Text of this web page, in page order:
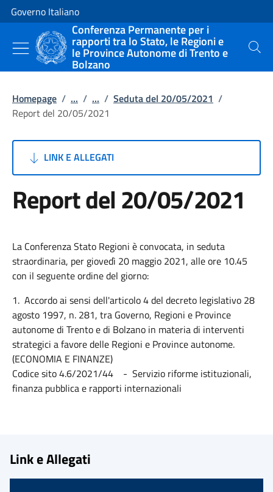
Vai al contenuto
Vai alla navigazione del sito
Governo Italiano
Conferenza Permanente per i
rapporti tra lo Stato, le Regioni e
le Province Autonome di Trento e
Bolzano
Cerca
Homepage / ... / ... / Seduta del 20/05/2021 /
Report del 20/05/2021
LINK E ALLEGATI
Report del 20/05/2021
La Conferenza Stato Regioni è convocata, in seduta
straordinaria, per giovedì 20 maggio 2021, alle ore 10.45
con il seguente ordine del giorno:
1. Accordo ai sensi dell'articolo 4 del decreto legislativo 28
agosto 1997, n. 281, tra Governo, Regioni e Province
autonome di Trento e di Bolzano in materia di interventi
strategici a favore delle Regioni e Province autonome.
(ECONOMIA E FINANZE)
Codice sito 4.6/2021/44 - Servizio riforme istituzionali,
finanza pubblica e rapporti internazionali
Link e Allegati